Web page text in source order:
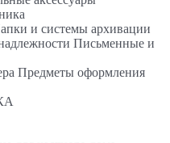
и системы архивации
Письменные и
Предметы оформления